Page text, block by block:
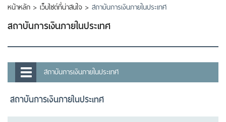
หน้าหลัก > เว็บไซต์ที่น่าสนใจ > สถาบันการเงินภายในประเทศ
สถาบันการเงินภายในประเทศ
สถาบันการเงินภายในประเทศ
สถาบันการเงินภายในประเทศ